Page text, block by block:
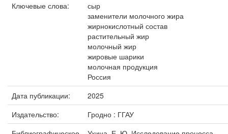
Ключевые слова:
сыр
заменители молочного жира
жирнокислотный состав
растительный жир
молочный жир
жировые шарики
молочная продукция
Россия
Дата публикации:
2025
Издательство:
Гродно : ГГАУ